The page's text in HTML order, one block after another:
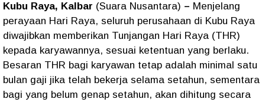
Kubu Raya, Kalbar (Suara Nusantara) – Menjelang
perayaan Hari Raya, seluruh perusahaan di Kubu Raya
diwajibkan memberikan Tunjangan Hari Raya (THR)
kepada karyawannya, sesuai ketentuan yang berlaku.
Besaran THR bagi karyawan tetap adalah minimal satu
bulan gaji jika telah bekerja selama setahun, sementara
bagi yang belum genap setahun, akan dihitung secara